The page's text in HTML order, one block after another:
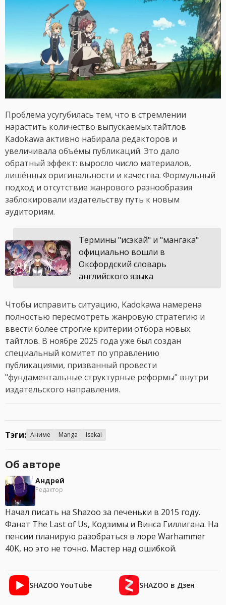
Проблема усугубилась тем, что в стремлении
нарастить количество выпускаемых тайтлов
Kadokawa активно набирала редакторов и
увеличивала объёмы публикаций. Это дало
обратный эффект: выросло число материалов,
лишённых оригинальности и качества. Формульный
подход и отсутствие жанрового разнообразия
заблокировали издательству путь к новым
аудиториям.
Термины "исэкай" и "мангака"
официально вошли в
Оксфордский словарь
английского языка
Чтобы исправить ситуацию, Kadokawa намерена
полностью пересмотреть жанровую стратегию и
ввести более строгие критерии отбора новых
тайтлов. В ноябре 2025 года уже был создан
специальный комитет по управлению
публикациями, призванный провести
"фундаментальные структурные реформы" внутри
издательского направления.
Тэги: Аниме Manga Isekai
Об авторе
Андрей
Редактор
Начал писать на Shazoo за печеньки в 2015 году.
Фанат The Last of Us, Кодзимы и Винса Гиллигана. На
пенсии планирую разобраться в лоре Warhammer
40K, но это не точно. Мастер над ошибкой.
SHAZOO YouTube SHAZOO в Дзен